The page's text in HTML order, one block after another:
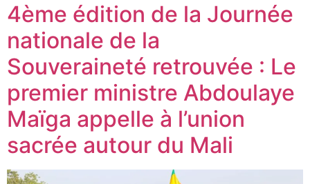
4ème édition de la Journée
nationale de la
Souveraineté retrouvée : Le
premier ministre Abdoulaye
Maïga appelle à l’union
sacrée autour du Mali